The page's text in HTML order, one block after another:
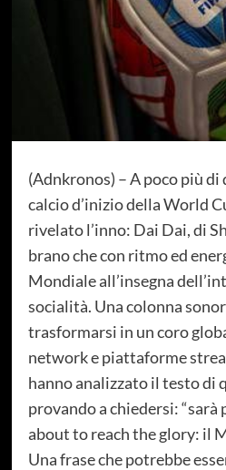
(Adnkronos) – A poco più di
calcio d’inizio della World
rivelato l’inno: Dai Dai, di
brano che con ritmo ed
Mondiale all’insegna
socialità. Una colonna
trasformarsi in un coro
network e piattaforme
hanno analizzato il testo di
provando a chiedersi: “sarà
about to reach the glory: il
Una frase che potrebbe